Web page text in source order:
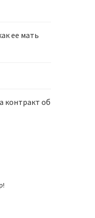
ее мать
контракт об